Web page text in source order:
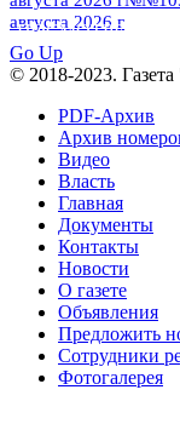
2012 г №96 28
№96+97 30
№97 30
№98 2 августа
августа 2013 г
№98+99 11 июля
августа 2016 г
августа 2012 г
августа 2026 г
ПОСМОТРЕТЬ
Go Up
© 2018-2023.
PDF-Архив
Архив
Видео
Власть
Главная
Документы
Контакты
Новости
О газете
Объявления
Предложить
Сотрудники
Фотогалерея